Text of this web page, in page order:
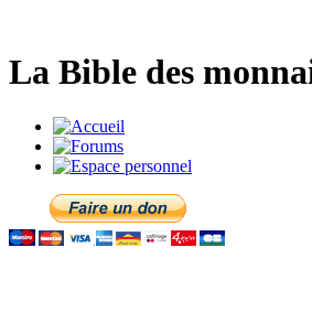
La Bible des